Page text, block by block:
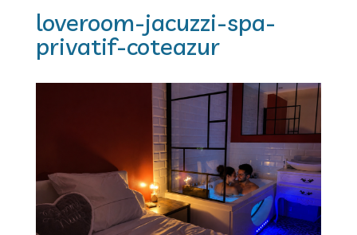
loveroom-jacuzzi-spa-
privatif-coteazur